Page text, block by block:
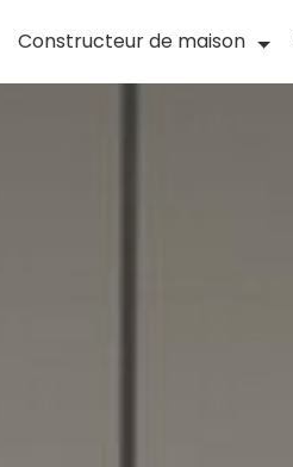
Constructeur de maison